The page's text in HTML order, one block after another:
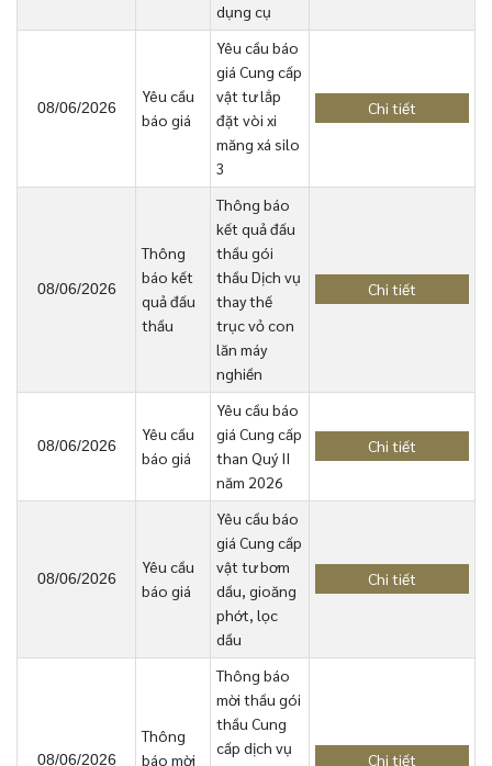
dụng cụ
08/06/2026
Yêu cầu
báo giá
Yêu cầu báo
giá Cung cấp
vật tư lắp
đặt vòi xi
măng xá silo
3
Chi tiết
08/06/2026
Thông
báo kết
quả đấu
thầu
Thông báo
kết quả đấu
thầu gói
thầu Dịch vụ
thay thế
trục vỏ con
lăn máy
nghiền
Chi tiết
08/06/2026
Yêu cầu
báo giá
Yêu cầu báo
giá Cung cấp
than Quý II
năm 2026
Chi tiết
08/06/2026
Yêu cầu
báo giá
Yêu cầu báo
giá Cung cấp
vật tư bơm
dầu, gioăng
phớt, lọc
dầu
Chi tiết
08/06/2026
Thông
báo mời
Thông báo
mời thầu gói
thầu Cung
cấp dịch vụ
Chi tiết